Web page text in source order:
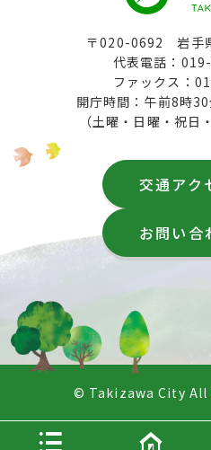
〒020-0692 岩手
代表電話：
ファックス：
開庁時間：午前8時
（土曜・日曜・祝日
交通アク
お問い合
© Takizawa City All